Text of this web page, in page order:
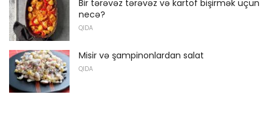
Bir tərəvəz tərəvəz və kartof bişirmək üçün
necə?
QIDA
Misir və şampinonlardan salat
QIDA